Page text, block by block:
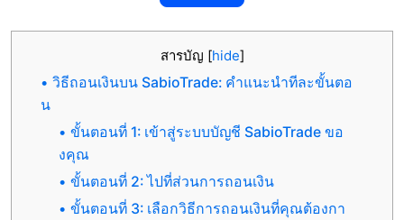
สารบัญ [hide]
วิธีถอนเงินบน SabioTrade: คำแนะนำทีละขั้นตอ
น
ขั้นตอนที่ 1: เข้าสู่ระบบบัญชี SabioTrade ขอ
งคุณ
ขั้นตอนที่ 2: ไปที่ส่วนการถอนเงิน
ขั้นตอนที่ 3: เลือกวิธีการถอนเงินที่คุณต้องกา